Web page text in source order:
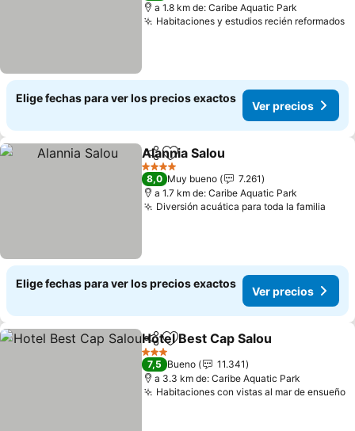
a 1.8 km de: Caribe Aquatic Park
Habitaciones y estudios recién reformados
Elige fechas para ver los precios exactos
Ver precios
CompartirAgregar a favoritos
Alannia Salou
4 Estrellas
8,0 Muy bueno
7.261
a 1.7 km de: Caribe Aquatic Park
Diversión acuática para toda la familia
Elige fechas para ver los precios exactos
Ver precios
CompartirAgregar a favoritos
Hotel Best Cap Salou
3 Estrellas
7,5 Bueno
11.341
a 3.3 km de: Caribe Aquatic Park
Habitaciones con vistas al mar de ensueño